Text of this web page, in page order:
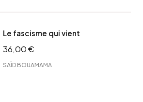
Le fascisme qui vient
36,00€
SAÏD BOUAMAMA